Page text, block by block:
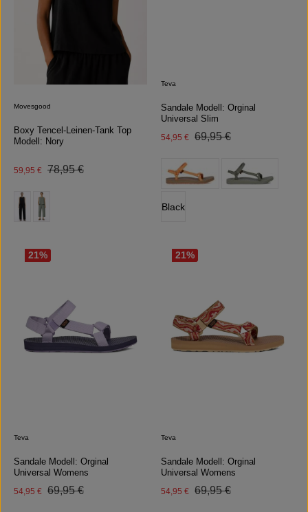
Movesgood
Boxy Tencel-Leinen-Tank Top
Modell: Nory
Verkaufspreis:
59,95 € Regulärer Preis:
78,95 €
Farbeauswählen
Teva
Sandale Modell: Orginal
Universal Slim
Verkaufspreis:
54,95 € Regulärer Preis:
69,95 €
Farbe auswählen
(Diese Option
Black
21%
Teva
Sandale Modell: Orginal
Universal Womens
Verkaufspreis:
54,95 € Regulärer Preis:
69,95 €
21%
Teva
Sandale Modell: Orginal
Universal Womens
Verkaufspreis:
54,95 € Regulärer Preis:
69,95 €